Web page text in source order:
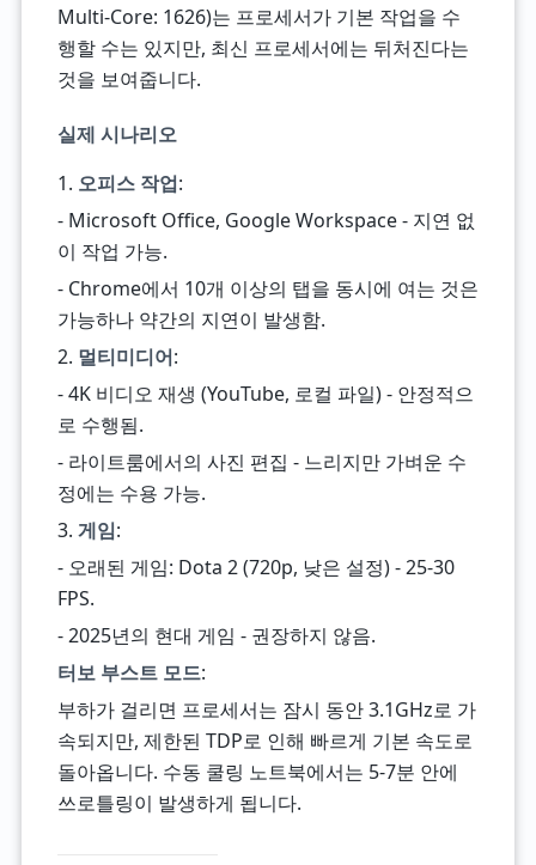
Multi-Core: 1626)는 프로세서가 기본 작업을 수
행할 수는 있지만, 최신 프로세서에는 뒤처진다는
것을 보여줍니다.
실제 시나리오
1. 오피스 작업:
- Microsoft Office, Google Workspace - 지연 없
이 작업 가능.
- Chrome에서 10개 이상의 탭을 동시에 여는 것은
가능하나 약간의 지연이 발생함.
2. 멀티미디어:
- 4K 비디오 재생 (YouTube, 로컬 파일) - 안정적으
로 수행됨.
- 라이트룸에서의 사진 편집 - 느리지만 가벼운 수
정에는 수용 가능.
3. 게임:
- 오래된 게임: Dota 2 (720p, 낮은 설정) - 25-30
FPS.
- 2025년의 현대 게임 - 권장하지 않음.
터보 부스트 모드:
부하가 걸리면 프로세서는 잠시 동안 3.1GHz로 가
속되지만, 제한된 TDP로 인해 빠르게 기본 속도로
돌아옵니다. 수동 쿨링 노트북에서는 5-7분 안에
쓰로틀링이 발생하게 됩니다.